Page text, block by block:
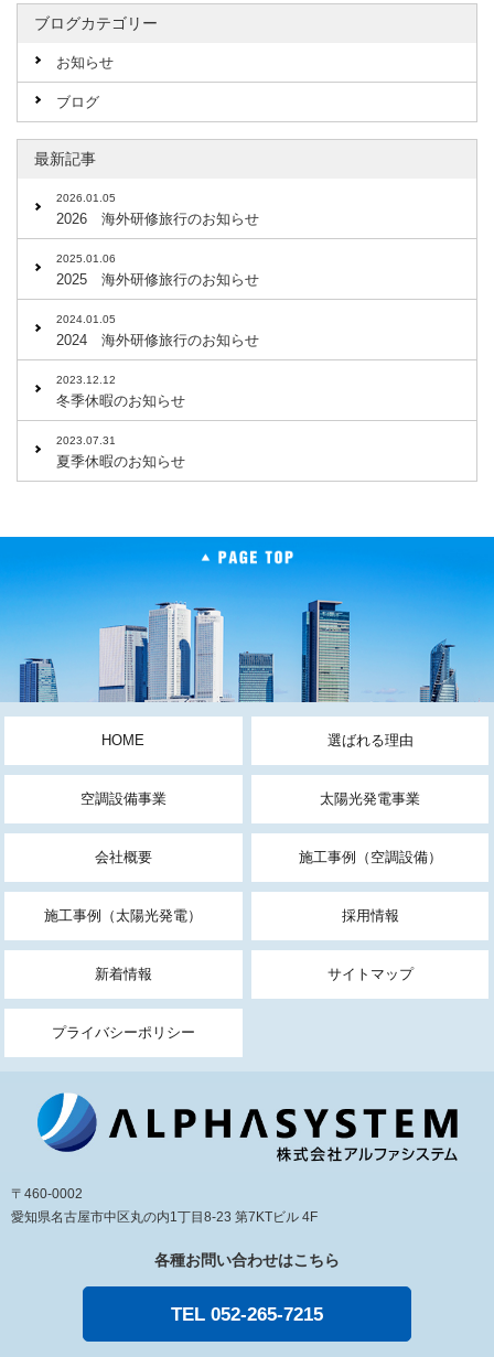
ブログカテゴリー
お知らせ
ブログ
最新記事
2026.01.05
2026 海外研修旅行のお知らせ
2025.01.06
2025 海外研修旅行のお知らせ
2024.01.05
2024 海外研修旅行のお知らせ
2023.12.12
冬季休暇のお知らせ
2023.07.31
夏季休暇のお知らせ
HOME 選ばれる理由
空調設備事業 太陽光発電事業
会社概要 施工事例（空調設備）
施工事例（太陽光発電） 採用情報
新着情報 サイトマップ
プライバシーポリシー
〒460-0002
愛知県名古屋市中区丸の内1丁目8-23 第7KTビル 4F
各種お問い合わせはこちら
TEL 052-265-7215